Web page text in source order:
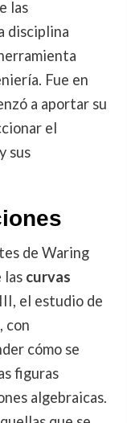
las
disciplina
Fue en
a aportar su
el
sus
de Waring
las curvas
el estudio de
con
cómo se
figuras
algebraicas.